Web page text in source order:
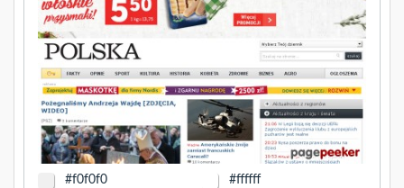
#f0f0f0 #ffffff